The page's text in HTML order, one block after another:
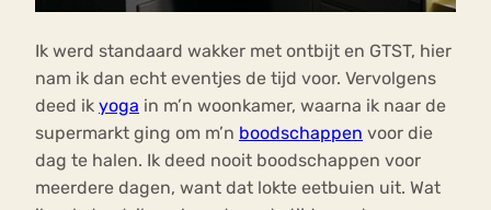
Ik werd standaard wakker met ontbijt en GTST, hier
nam ik dan echt eventjes de tijd voor. Vervolgens
deed ik yoga in m’n woonkamer, waarna ik naar de
supermarkt ging om m’n boodschappen voor die
dag te halen. Ik deed nooit boodschappen voor
meerdere dagen, want dat lokte eetbuien uit. Wat